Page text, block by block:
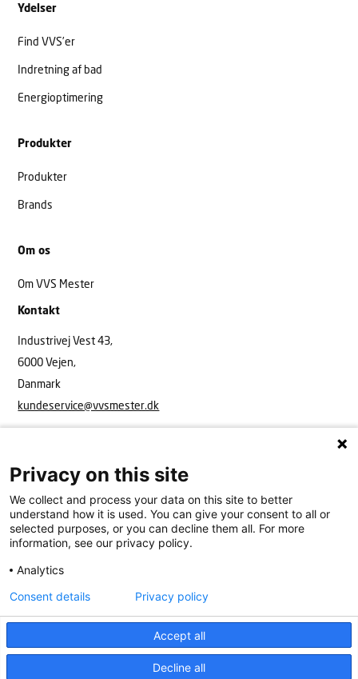
Ydelser
Find VVS’er
Indretning af bad
Energioptimering
Produkter
Produkter
Brands
Om os
Om VVS Mester
Kontakt
Industrivej Vest 43,
6000 Vejen,
Danmark
kundeservice@vvsmester.dk
VVS Mester
KundeserviceCookies Persondatapolitik
Privacy on this site
We collect and process your data on this site to better
understand how it is used. You can give your consent to all or
selected purposes, or you can decline them all. For more
information, see our privacy policy.
Analytics
Accept all
Decline all
Consent details Privacy policy